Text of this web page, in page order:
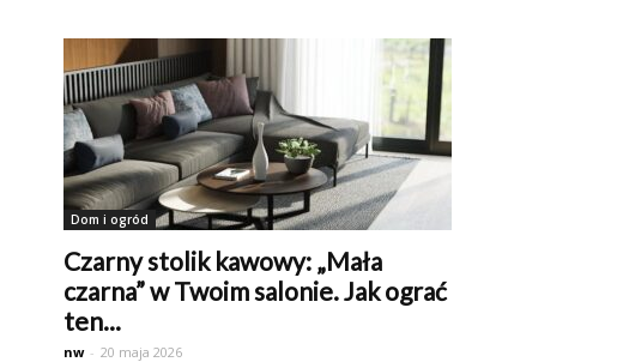
Dom i ogród
Czarny stolik kawowy: „Mała
czarna” w Twoim salonie. Jak ograć
ten...
nw - 20 maja 2026